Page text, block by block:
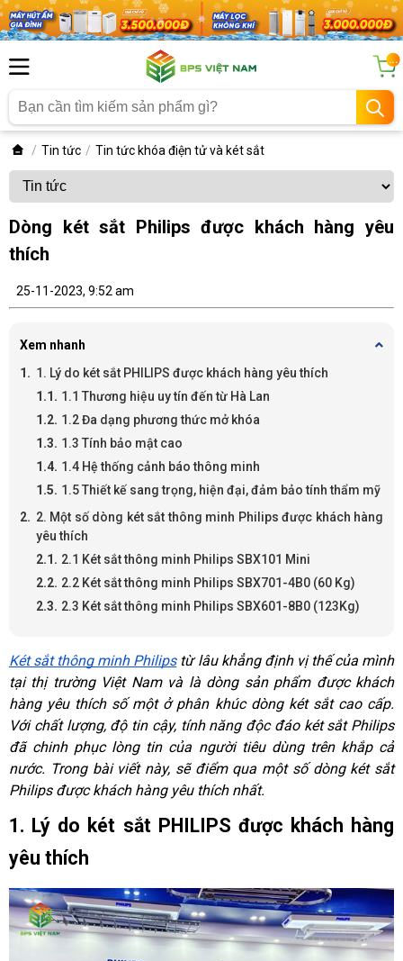
...
Tin tức Tin tức khóa điện tử và két sắt
Dòng két sắt Philips được khách hàng yêu
thích
25-11-2023, 9:52 am
Xem nhanh
1. Lý do két sắt PHILIPS được khách hàng yêu thích
1.1 Thương hiệu uy tín đến từ Hà Lan
1.2 Đa dạng phương thức mở khóa
1.3 Tính bảo mật cao
1.4 Hệ thống cảnh báo thông minh
1.5 Thiết kế sang trọng, hiện đại, đảm bảo tính thẩm mỹ
2. Một số dòng két sắt thông minh Philips được khách hàng
yêu thích
2.1 Két sắt thông minh Philips SBX101 Mini
2.2 Két sắt thông minh Philips SBX701-4B0 (60 Kg)
2.3 Két sắt thông minh Philips SBX601-8B0 (123Kg)
Két sắt thông minh Philips từ lâu khẳng định vị thế của mình
tại thị trường Việt Nam và là dòng sản phẩm được khách
hàng yêu thích số một ở phân khúc dòng két sắt cao cấp.
Với chất lượng, độ tin cậy, tính năng độc đáo két sắt Philips
đã chinh phục lòng tin của người tiêu dùng trên khắp cả
nước. Trong bài viết này, sẽ điểm qua một số dòng két sắt
Philips được khách hàng yêu thích nhất.
1. Lý do két sắt PHILIPS được khách hàng
yêu thích